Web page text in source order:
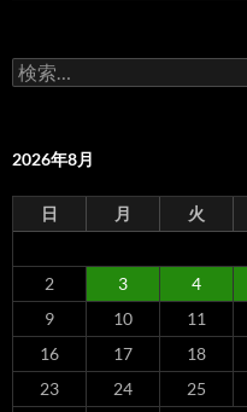
検
索:
2026年8月
日 月 火
2
3 4
9
10 11
16
17 18
23
24 25